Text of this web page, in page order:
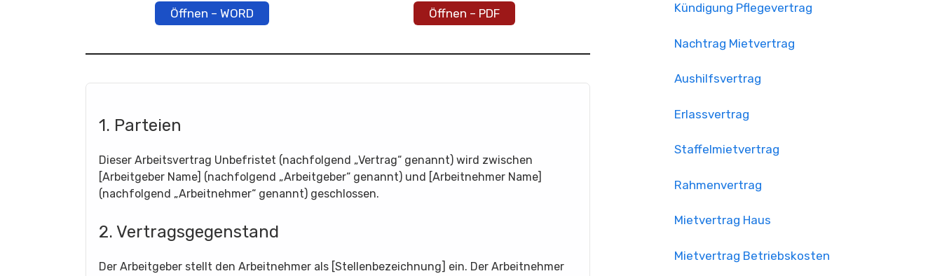
Öffnen – WORD Öffnen – PDF
1. Parteien
Dieser Arbeitsvertrag Unbefristet (nachfolgend „Vertrag“ genannt) wird zwischen
[Arbeitgeber Name] (nachfolgend „Arbeitgeber“ genannt) und [Arbeitnehmer Name]
(nachfolgend „Arbeitnehmer“ genannt) geschlossen.
2. Vertragsgegenstand
Der Arbeitgeber stellt den Arbeitnehmer als [Stellenbezeichnung] ein. Der Arbeitnehmer
Kündigung Pflegevertrag
Nachtrag Mietvertrag
Aushilfsvertrag
Erlassvertrag
Staffelmietvertrag
Rahmenvertrag
Mietvertrag Haus
Mietvertrag Betriebskosten